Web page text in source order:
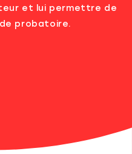
et lui permettre de
probatoire.